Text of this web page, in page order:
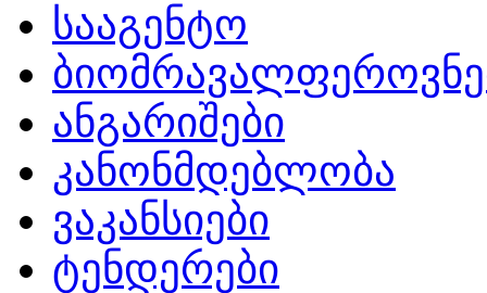
სააგენტო
ანგარიშები
კანონმდებლობა
ვაკანსიები
ტენდერები